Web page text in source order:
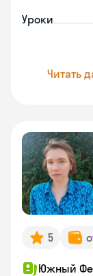
Уроки
Читать
5
Южный